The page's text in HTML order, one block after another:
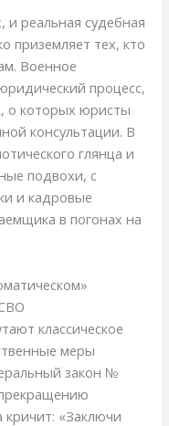
и реальная судебная
приземляет тех, кто
Военное
процесс,
о которых юристы
консультации. В
глянца и
подвохи, с
и кадровые
в погонах на
классическое
меры
закон №
кричит: «Заключи